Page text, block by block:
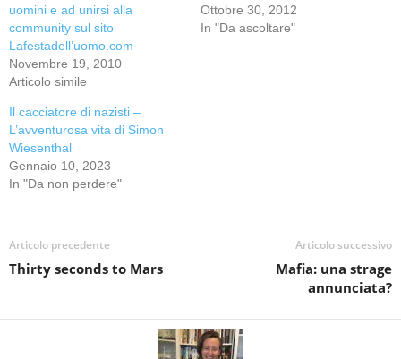
uomini e ad unirsi alla
community sul sito
Lafestadell’uomo.com
Novembre 19, 2010
Articolo simile
Ottobre 30, 2012
In "Da ascoltare"
Il cacciatore di nazisti –
L’avventurosa vita di Simon
Wiesenthal
Gennaio 10, 2023
In "Da non perdere"
Articolo precedente
Thirty seconds to Mars
Articolo successivo
Mafia: una strage
annunciata?